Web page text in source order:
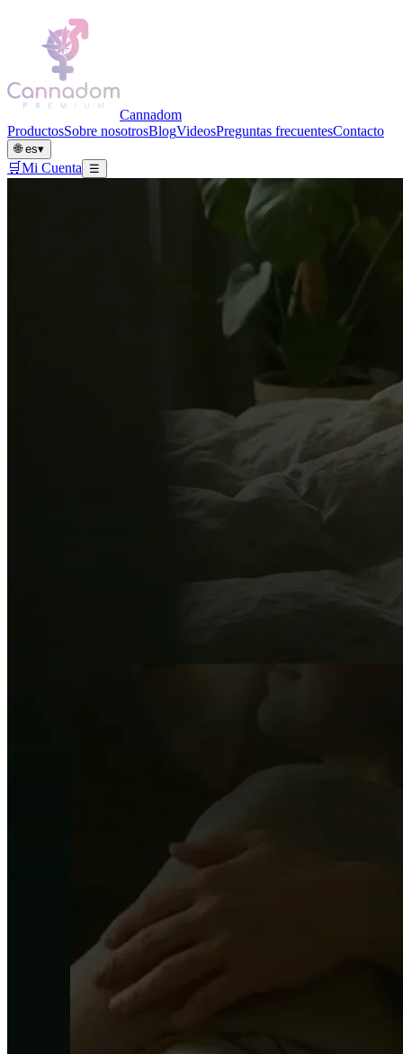
Cannadom
ProductosSobre nosotrosBlogVideosPreguntas frecuentesContacto
🌐es▾
🛒Mi Cuenta ☰